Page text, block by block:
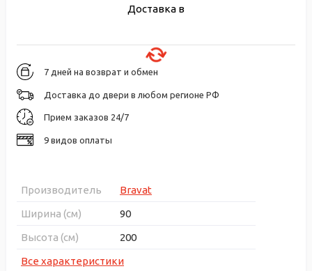
Доставка в
7 дней на возврат и обмен
Доставка до двери в любом регионе РФ
Прием заказов 24/7
9 видов оплаты
Производитель
Bravat
Ширина (см)
90
Высота (см)
200
Все характеристики